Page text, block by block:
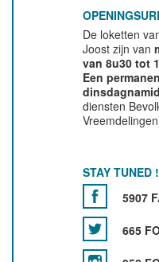
De loketten
Joost zijn van
van 8u30 tot
Een
diensten
STAY TUNED !
5907
665